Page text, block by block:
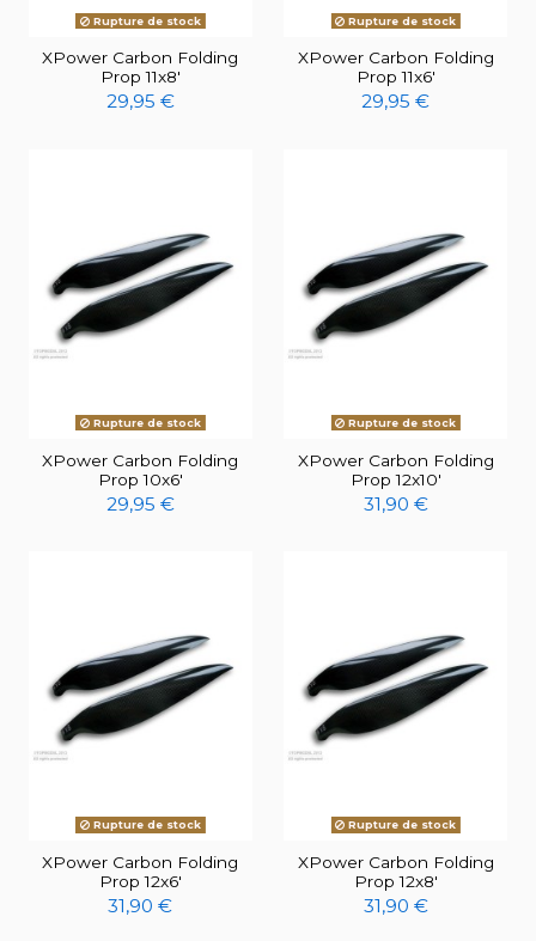
Rupture de stock
XPower Carbon Folding
Prop 11x8'
29,95 €
Rupture de stock
XPower Carbon Folding
Prop 11x6'
29,95 €
Rupture de stock
XPower Carbon Folding
Prop 10x6'
29,95 €
Rupture de stock
XPower Carbon Folding
Prop 12x10'
31,90 €
Rupture de stock
XPower Carbon Folding
Prop 12x6'
31,90 €
Rupture de stock
XPower Carbon Folding
Prop 12x8'
31,90 €